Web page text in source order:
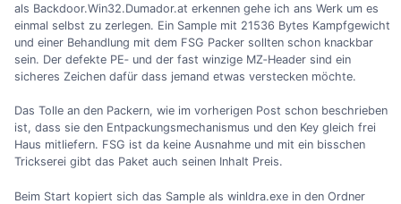
als Backdoor.Win32.Dumador.at erkennen gehe ich ans Werk um es
einmal selbst zu zerlegen. Ein Sample mit 21536 Bytes Kampfgewicht
und einer Behandlung mit dem FSG Packer sollten schon knackbar
sein. Der defekte PE‐ und der fast winzige MZ‐Header sind ein
sicheres Zeichen dafür dass jemand etwas verstecken möchte.
Das Tolle an den Packern, wie im vorherigen Post schon beschrieben
ist, dass sie den Entpackungsmechanismus und den Key gleich frei
Haus mitliefern. FSG ist da keine Ausnahme und mit ein bisschen
Trickserei gibt das Paket auch seinen Inhalt Preis.
Beim Start kopiert sich das Sample als winldra.exe in den Ordner